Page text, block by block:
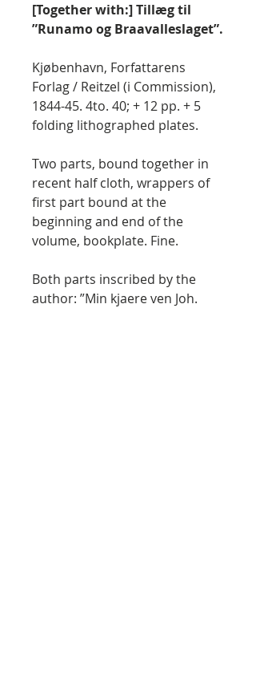
[Together with:] Tillæg til
”Runamo og Braavalleslaget”.
Kjøbenhavn, Forfattarens
Forlag / Reitzel (i Commission),
1844-45. 4to. 40; + 12 pp. + 5
folding lithographed plates.
Two parts, bound together in
recent half cloth, wrappers of
first part bound at the
beginning and end of the
volume, bookplate. Fine.
Both parts inscribed by the
author: ”Min kjaere ven Joh.